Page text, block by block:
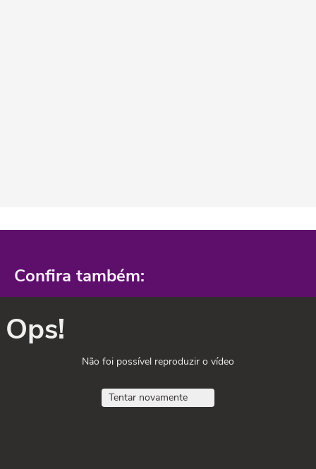
Confira também:
Ops!
Não foi possível reproduzir o vídeo
Tentar novamente